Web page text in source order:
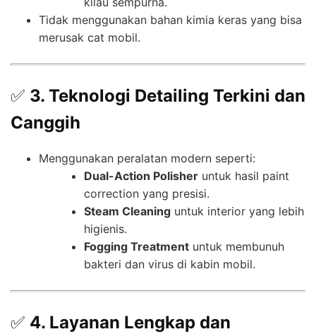
Tidak menggunakan bahan kimia keras yang bisa
merusak cat mobil.
✅ 3. Teknologi Detailing Terkini dan
Canggih
Menggunakan peralatan modern seperti:
Dual-Action Polisher untuk hasil paint
correction yang presisi.
Steam Cleaning untuk interior yang lebih
higienis.
Fogging Treatment untuk membunuh
bakteri dan virus di kabin mobil.
✅ 4. Layanan Lengkap dan